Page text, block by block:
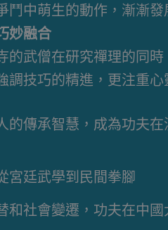
鬥中萌生的動作，漸漸
妙融合
的武僧在研究禪理的同
調技巧的精進，更注重
的傳承智慧，成為功夫
宮廷武學到民間拳腳
和社會變遷，功夫在中